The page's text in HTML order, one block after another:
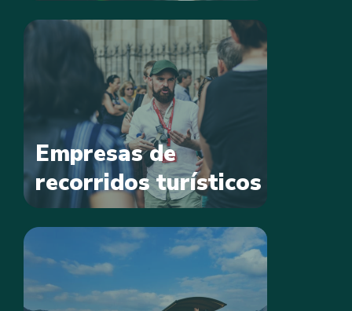
Empresas de
recorridos turísticos